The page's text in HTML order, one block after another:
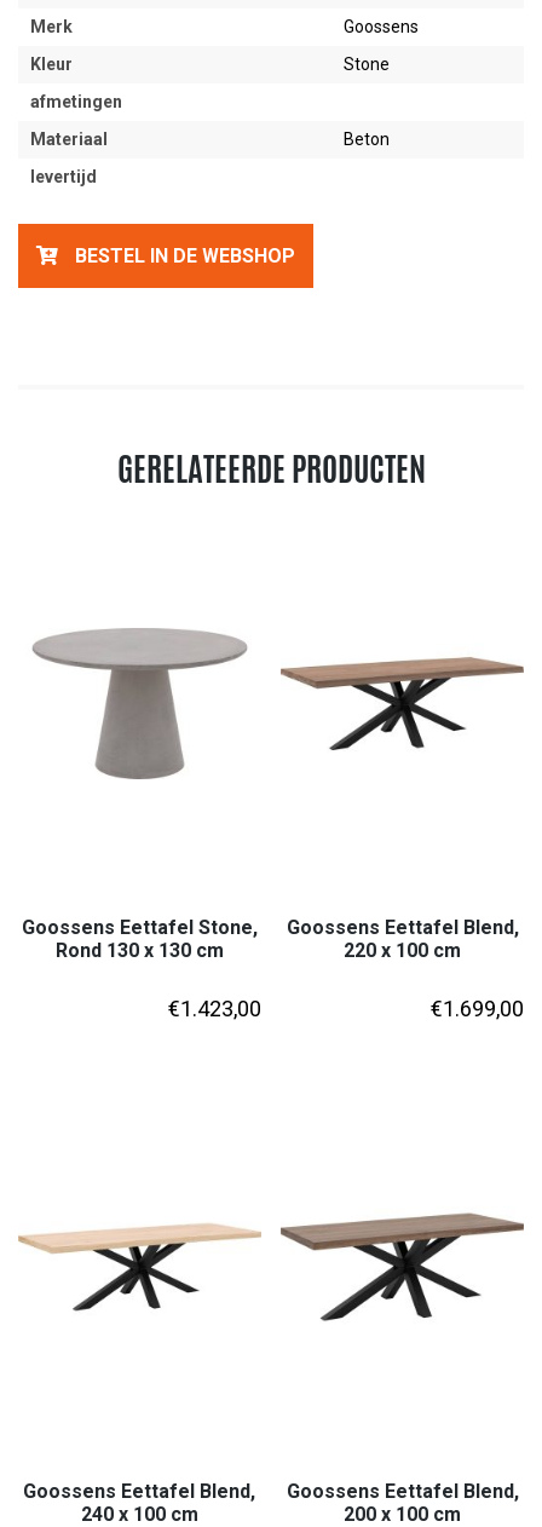
Merk
Goossens
Kleur
Stone
afmetingen
Materiaal
Beton
levertijd
BESTEL IN DE WEBSHOP
GERELATEERDE PRODUCTEN
Goossens Eettafel Stone,
Rond 130 x 130 cm
€1.423,00
Goossens Eettafel Blend,
220 x 100 cm
€1.699,00
Goossens Eettafel Blend,
240 x 100 cm
Goossens Eettafel Blend,
200 x 100 cm